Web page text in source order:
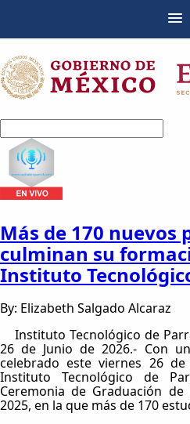
Más de 170 nuevos
culminan su
Instituto
By: Elizabeth Salgado Alcaraz
Instituto Tecnológico de
26 de Junio de 2026.- Con
celebrado este viernes 26
Instituto Tecnológico de
Ceremonia de Graduación de
2025, en la que más de 170